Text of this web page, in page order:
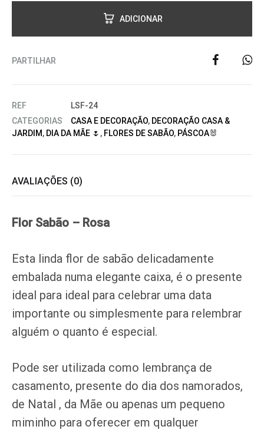
ADICIONAR
PARTILHAR
REF
LSF-24
CATEGORIAS
CASA E DECORAÇÃO, DECORAÇÃO CASA &
JARDIM, DIA DA MÃE 🌷 , FLORES DE SABÃO, PÁSCOA🐰
AVALIAÇÕES (0)
Flor Sabão – Rosa
Esta linda flor de sabão delicadamente
embalada numa elegante caixa, é o presente
ideal para ideal para celebrar uma data
importante ou simplesmente para relembrar
alguém o quanto é especial.
Pode ser utilizada como lembrança de
casamento, presente do dia dos namorados,
de Natal , da Mãe ou apenas um pequeno
miminho para oferecer em qualquer